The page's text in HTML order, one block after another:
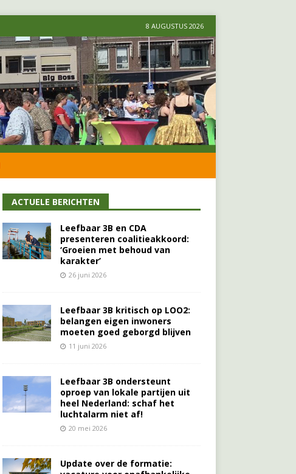
8 AUGUSTUS 2026
ACTUELE BERICHTEN
Leefbaar 3B en CDA
presenteren coalitieakkoord:
‘Groeien met behoud van
karakter’
26 juni 2026
Leefbaar 3B kritisch op LOO2:
belangen eigen inwoners
moeten goed geborgd blijven
11 juni 2026
Leefbaar 3B ondersteunt
oproep van lokale partijen uit
heel Nederland: schaf het
luchtalarm niet af!
20 mei 2026
Update over de formatie: